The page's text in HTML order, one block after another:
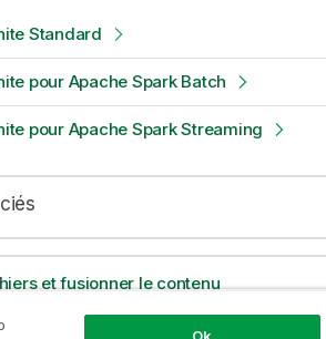
Standard
pour Apache Spark Batch
pour Apache Spark Streaming
et fusionner le contenu